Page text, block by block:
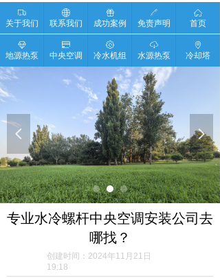
넳 넲
ꄉ
关于我们
ꄓ
联系我们
ꁠ
成功案例
ꁤ
免责声明
ꀇ
首页
ꁐ
地源热泵
ꀔ
中央空调
ꂉ
冷水机组
ꄆ
水源热泵
ꄹ
冷却塔
专业水冷螺杆中央空调安装公司去
哪找？
创建时间： 2024年11月21日
19:18